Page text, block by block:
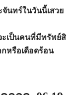
จันทร์ในวันนี้เสวย
ะเป็นคนที่มีทรัพย์สิ
หรือเดือดร้อน